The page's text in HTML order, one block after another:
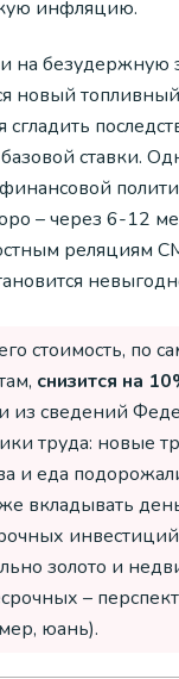
инфляцию.
на безудержную
новый
ставки.
– через 6-12
реляциям
стоимость, по
снизится на
из сведений
труда: новые
и еда
вкладывать
золото и
–
юань).